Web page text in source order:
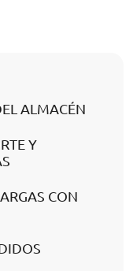
ALMACÉN
Y
CON